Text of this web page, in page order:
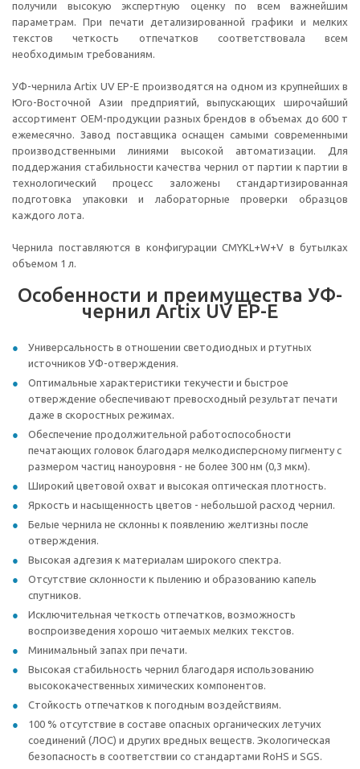
получили высокую экспертную оценку по всем важнейшим
параметрам. При печати детализированной графики и мелких
текстов четкость отпечатков соответствовала всем
необходимым требованиям.
УФ-чернила Artix UV EP-E производятся на одном из крупнейших в
Юго-Восточной Азии предприятий, выпускающих широчайший
ассортимент OEM-продукции разных брендов в объемах до 600 т
ежемесячно. Завод поставщика оснащен самыми современными
производственными линиями высокой автоматизации. Для
поддержания стабильности качества чернил от партии к партии в
технологический процесс заложены стандартизированная
подготовка упаковки и лабораторные проверки образцов
каждого лота.
Чернила поставляются в конфигурации CMYKL+W+V в бутылках
объемом 1 л.
Особенности и преимущества УФ-
чернил Artix UV EP-E
Универсальность в отношении светодиодных и ртутных
источников УФ-отверждения.
Оптимальные характеристики текучести и быстрое
отверждение обеспечивают превосходный результат печати
даже в скоростных режимах.
Обеспечение продолжительной работоспособности
печатающих головок благодаря мелкодисперсному пигменту с
размером частиц наноуровня - не более 300 нм (0,3 мкм).
Широкий цветовой охват и высокая оптическая плотность.
Яркость и насыщенность цветов - небольшой расход чернил.
Белые чернила не склонны к появлению желтизны после
отверждения.
Высокая адгезия к материалам широкого спектра.
Отсутствие склонности к пылению и образованию капель
спутников.
Исключительная четкость отпечатков, возможность
воспроизведения хорошо читаемых мелких текстов.
Минимальный запах при печати.
Высокая стабильность чернил благодаря использованию
высококачественных химических компонентов.
Стойкость отпечатков к погодным воздействиям.
100 % отсутствие в составе опасных органических летучих
соединений (ЛОС) и других вредных веществ. Экологическая
безопасность в соответствии со стандартами RoHS и SGS.